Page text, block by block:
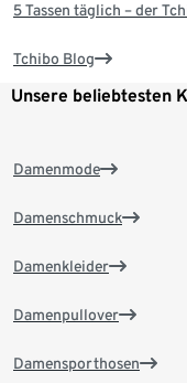
5 Tassen täglich – der
Tchibo Blog
Unsere beliebtesten
Damenmode
Damenschmuck
Damenkleider
Damenpullover
Damensporthosen